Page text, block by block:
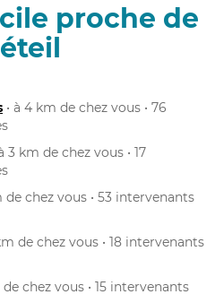
proche de
• à 4 km de chez vous • 76
3 km de chez vous • 17
de chez vous • 53 intervenants
de chez vous • 18 intervenants
de chez vous • 15 intervenants